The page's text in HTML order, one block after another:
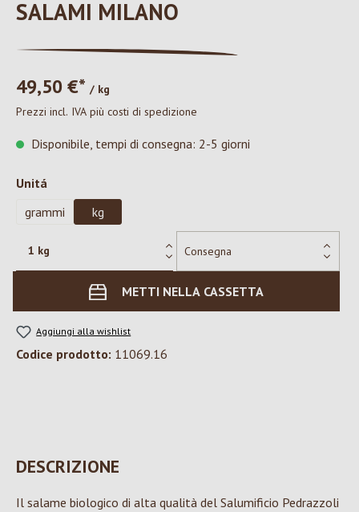
SALAMI MILANO
49,50 €* / kg
Prezzi incl. IVA più costi di spedizione
Disponibile, tempi di consegna: 2-5 giorni
Seleziona
Unitá
grammi
kg
METTI NELLA CASSETTA
Aggiungi alla wishlist
Codice prodotto: 11069.16
DESCRIZIONE
Il salame biologico di alta qualità del Salumificio Pedrazzoli